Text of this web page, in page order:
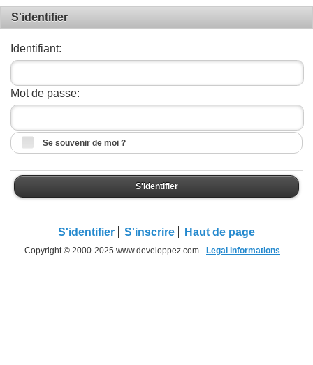
S'identifier
Identifiant:
Mot de passe:
Se souvenir de moi ?
S'identifier
S'identifier S'inscrire Haut de page
Copyright © 2000-2025 www.developpez.com - Legal informations